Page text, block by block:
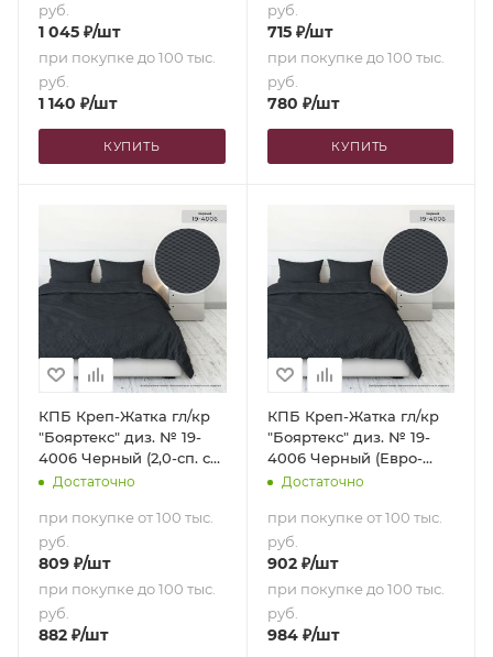
руб.
1 045 ₽/шт
при покупке до 100 тыс.
руб.
1 140 ₽/шт
КУПИТЬ
руб.
715₽/шт
при покупке до 100 тыс.
руб.
780 ₽/шт
КУПИТЬ
КПБ Креп-Жатка гл/кр
"Бояртекс" диз. № 19-
4006 Черный (2,0-сп. с
европростыней)
Достаточно
при покупке от 100 тыс.
руб.
809 ₽/шт
при покупке до 100 тыс.
руб.
882 ₽/шт
КПБ Креп-Жатка гл/кр
"Бояртекс" диз. № 19-
4006 Черный (Евро-
стандарт)
Достаточно
при покупке от 100 тыс.
руб.
902₽/шт
при покупке до 100 тыс.
руб.
984₽/шт